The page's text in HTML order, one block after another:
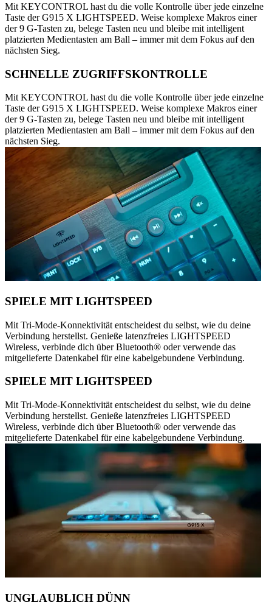
Mit KEYCONTROL hast du die volle Kontrolle über jede einzelne
Taste der G915 X LIGHTSPEED. Weise komplexe Makros einer
der 9 G-Tasten zu, belege Tasten neu und bleibe mit intelligent
platzierten Medientasten am Ball – immer mit dem Fokus auf den
nächsten Sieg.
SCHNELLE ZUGRIFFSKONTROLLE
Mit KEYCONTROL hast du die volle Kontrolle über jede einzelne
Taste der G915 X LIGHTSPEED. Weise komplexe Makros einer
der 9 G-Tasten zu, belege Tasten neu und bleibe mit intelligent
platzierten Medientasten am Ball – immer mit dem Fokus auf den
nächsten Sieg.
SPIELE MIT LIGHTSPEED
Mit Tri-Mode-Konnektivität entscheidest du selbst, wie du deine
Verbindung herstellst. Genieße latenzfreies LIGHTSPEED
Wireless, verbinde dich über Bluetooth® oder verwende das
mitgelieferte Datenkabel für eine kabelgebundene Verbindung.
SPIELE MIT LIGHTSPEED
Mit Tri-Mode-Konnektivität entscheidest du selbst, wie du deine
Verbindung herstellst. Genieße latenzfreies LIGHTSPEED
Wireless, verbinde dich über Bluetooth® oder verwende das
mitgelieferte Datenkabel für eine kabelgebundene Verbindung.
UNGLAUBLICH DÜNN